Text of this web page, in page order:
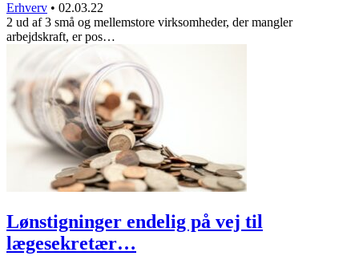
Erhverv • 02.03.22
2 ud af 3 små og mellemstore virksomheder, der mangler
arbejdskraft, er pos…
Lønstigninger endelig på vej til
lægesekretær…